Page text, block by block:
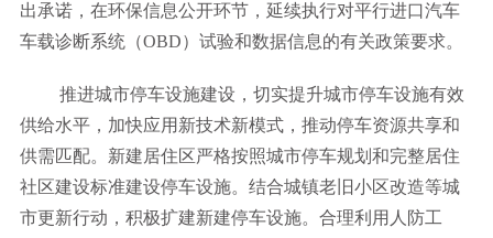
出承诺，在环保信息公开环节，延续执行对平行进口汽车
车载诊断系统（OBD）试验和数据信息的有关政策要求。
推进城市停车设施建设，切实提升城市停车设施有效
供给水平，加快应用新技术新模式，推动停车资源共享和
供需匹配。新建居住区严格按照城市停车规划和完整居住
社区建设标准建设停车设施。结合城镇老旧小区改造等城
市更新行动，积极扩建新建停车设施。合理利用人防工